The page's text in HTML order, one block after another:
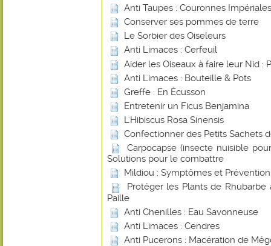
Anti Taupes : Couronnes Impériales
Conserver ses pommes de terre
Le Sorbier des Oiseleurs
Anti Limaces : Cerfeuil
Aider les Oiseaux à faire leur Nid :
Anti Limaces : Bouteille & Pots
Greffe : En Écusson
Entretenir un Ficus Benjamina
L'Hibiscus Rosa Sinensis
Confectionner des Petits Sachets
Carpocapse (insecte nuisible
Solutions pour le combattre
Mildiou : Symptômes et Prévention
Protéger les Plants de
Paille
Anti Chenilles : Eau Savonneuse
Anti Limaces : Cendres
Anti Pucerons : Macération de